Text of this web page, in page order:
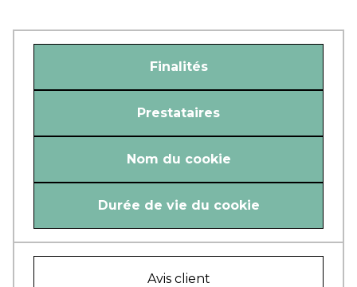
Finalités
Prestataires
Nom du cookie
Durée de vie du cookie
Avis client